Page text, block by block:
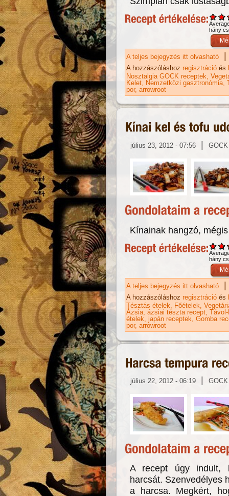
hány
A teljes bejegyzés itt olvasható |
A hozzászóláshoz regisztráció és
Nosztalgia GOCK receptek
Kelet
Nemzetközi gasztronómia
por arrowroot
július 23, 2012 - 07:56 | GOCK
Kínainak hangzó,
hány
A teljes bejegyzés itt olvasható |
A hozzászóláshoz regisztráció és
Tésztás ételek
Főételek
Ázsia ázsiai tészta recept
ételek
japán receptek Gomba
por arrowroot
július 22, 2012 - 06:19 | GOCK
A recept úgy indult,
harcsát. Szenvedélyes
a harcsa. Megkért,